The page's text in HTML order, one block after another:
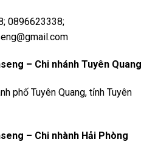
0896623338;
– Chi nhánh Tuyên Quang
phố Tuyên Quang, tỉnh Tuyên
– Chi nhành Hải Phòng